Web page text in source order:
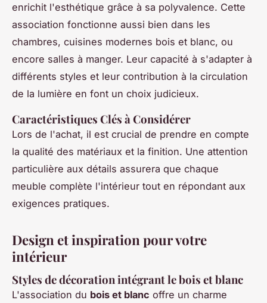
enrichit l'esthétique grâce à sa polyvalence. Cette
association fonctionne aussi bien dans les
chambres, cuisines modernes bois et blanc, ou
encore salles à manger. Leur capacité à s'adapter à
différents styles et leur contribution à la circulation
de la lumière en font un choix judicieux.
Caractéristiques Clés à Considérer
Lors de l'achat, il est crucial de prendre en compte
la qualité des matériaux et la finition. Une attention
particulière aux détails assurera que chaque
meuble complète l'intérieur tout en répondant aux
exigences pratiques.
Design et inspiration pour votre
intérieur
Styles de décoration intégrant le bois et blanc
L'association du bois et blanc offre un charme